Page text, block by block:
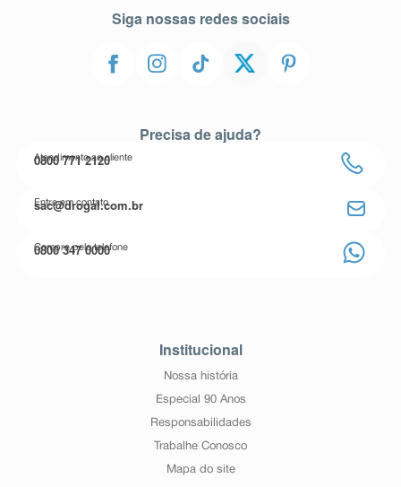
Siga nossas redes sociais
Precisa de ajuda?
Atendimento ao cliente
0800 771 2120
Entre em contato
sac@drogal.com.br
Compre pelo telefone
0800 347 0000
Institucional
Nossa história
Especial 90 Anos
Responsabilidades
Trabalhe Conosco
Mapa do site